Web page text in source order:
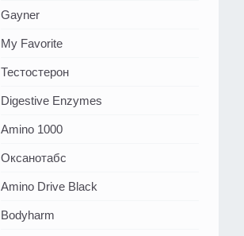
Gayner
My Favorite
Тестостерон
Digestive Enzymes
Amino 1000
Оксанотабс
Amino Drive Black
Bodyharm